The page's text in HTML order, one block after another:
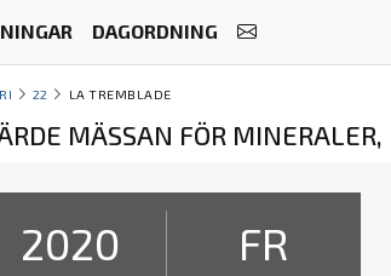
DAGORDNING
22 LA TREMBLADE
MÄSSAN FÖR
2020 FR